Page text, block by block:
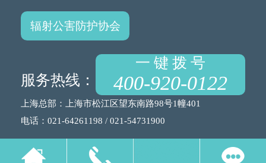
辐射公害防护协会
服务热线：
一 键 拨 号
400-920-0122
上海总部：上海市松江区望东南路98号1幢401
电话：021-64261198 / 021-54731900